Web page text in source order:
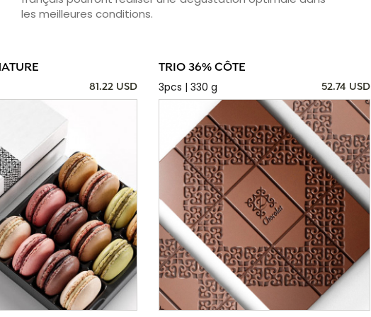
les meilleures conditions.
81.22 USD
TRIO 36% CÔTE
3pcs | 330 g
52.74 USD